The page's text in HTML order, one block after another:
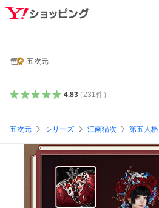
五次元
4.83（ 231件）
五次元 シリーズ 江南猫次 第五人格